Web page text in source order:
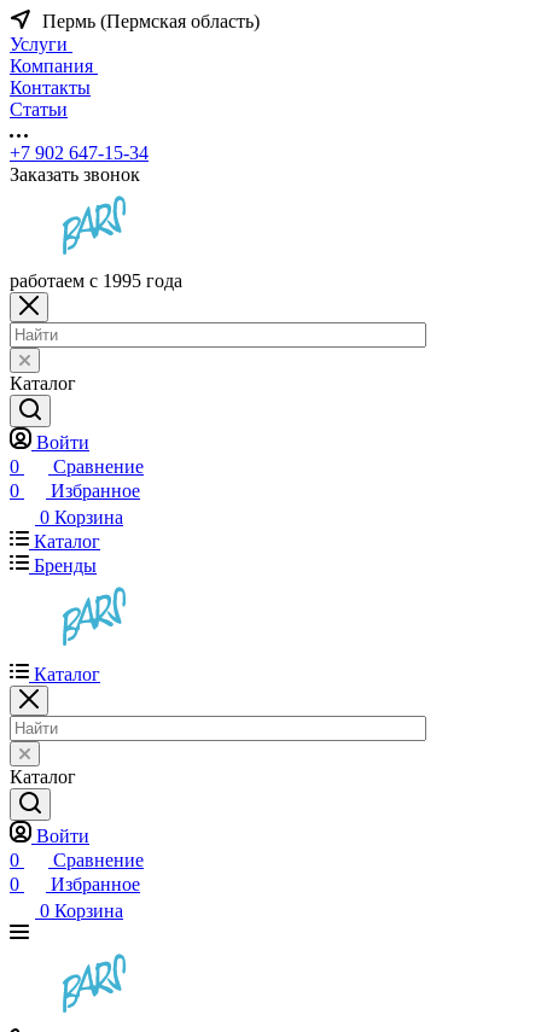
Пермь (Пермская область)
Услуги
Компания
Контакты
Статьи
+7 902 647-15-34
Заказать звонок
работаем с 1995 года
Каталог
Войти
0
Сравнение
0
Избранное
0 Корзина
Каталог
Бренды
Каталог
Каталог
Войти
0
Сравнение
0
Избранное
0 Корзина